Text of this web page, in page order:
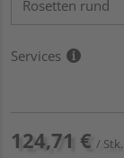
Services
124,71 € / Stk.